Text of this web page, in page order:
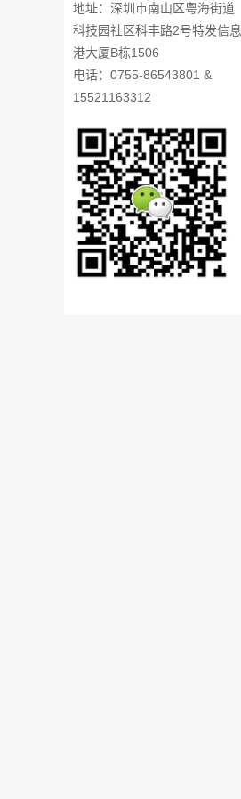
地址：深圳市南山区粤海街道
科技园社区科丰路2号特发信息
港大厦B栋1506
电话：0755-86543801 &
15521163312